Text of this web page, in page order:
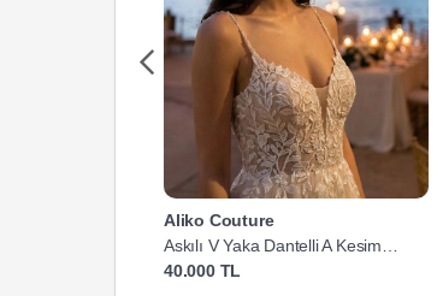
Aliko Couture
Askılı V Yaka Dantelli A Kesim
Gelinlik
40.000 TL